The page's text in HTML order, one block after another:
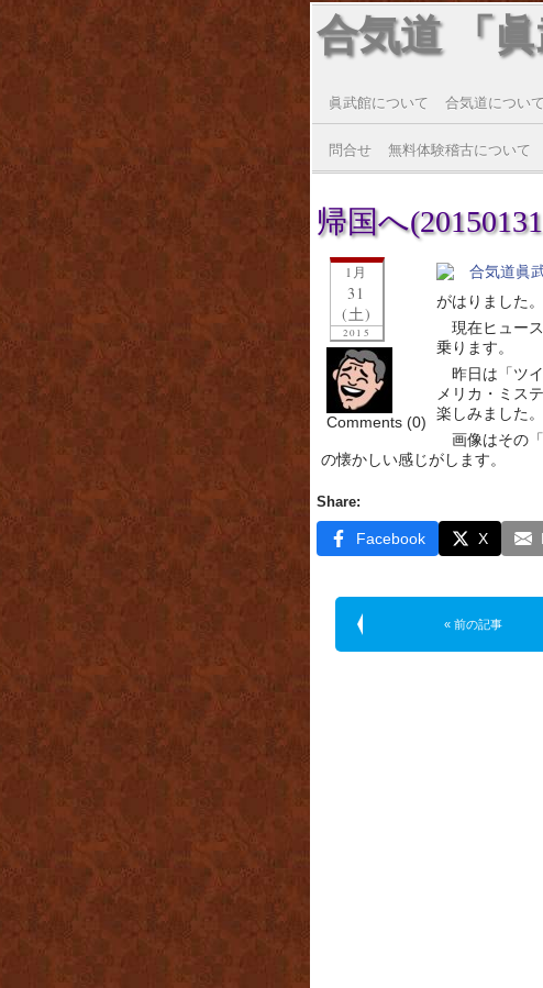
合気道 「
眞武館について 合気道について
問合せ 無料体験稽古について
帰国へ
1月
31
(土)
2015
Comments (0)
がはりました。
現在ヒュー
乗ります。
昨日は「ツ
メリカ・ミス
楽しみました。
画像はその
の懐かしい感じがします。
Share:
Facebook X
« 前の記事